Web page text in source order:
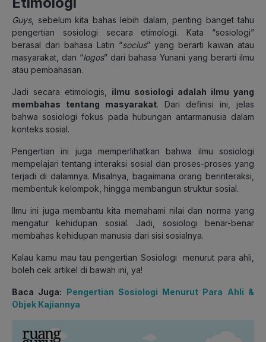
Guys, sebelum kita bahas lebih dalam, penting banget tahu
pengertian sosiologi secara etimologi. Kata “sosiologi”
berasal dari bahasa Latin “socius” yang berarti kawan atau
masyarakat, dan “logos” dari bahasa Yunani yang berarti ilmu
atau pembahasan.
Jadi secara etimologis, ilmu sosiologi adalah ilmu yang
membahas tentang masyarakat. Dari definisi ini, jelas
bahwa sosiologi fokus pada hubungan antarmanusia dalam
konteks sosial.
Pengertian ini juga memperlihatkan bahwa ilmu sosiologi
mempelajari tentang interaksi sosial dan proses-proses yang
terjadi di dalamnya. Misalnya, bagaimana orang berinteraksi,
membentuk kelompok, hingga membangun struktur sosial.
Ilmu ini juga membantu kita memahami nilai dan norma yang
mengatur kehidupan sosial. Jadi, sosiologi benar-benar
membahas kehidupan manusia dari sisi sosialnya.
Kalau kamu mau tau pengertian Sosiologi menurut para ahli,
boleh cek artikel di bawah ini, ya!
Baca Juga: Pengertian Sosiologi Menurut Para Ahli &
Objek Kajiannya